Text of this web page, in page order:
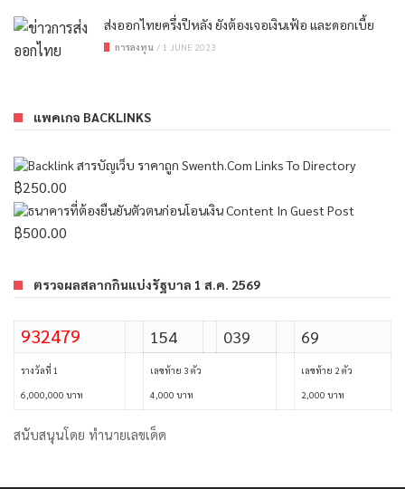
ส่งออกไทยครึ่งปีหลัง ยังต้องเจอเงินเฟ้อ และดอกเบี้ย
การลงทุน / 1 JUNE 2023
แพคเกจ BACKLINKS
Links To Directory
฿250.00
Content In Guest Post
฿500.00
ตรวจผลสลากกินแบ่งรัฐบาล 1 ส.ค. 2569
932479 154 039 69
รางวัลที่ 1
6,000,000 บาท
เลขท้าย 3 ตัว
4,000 บาท
เลขท้าย 2 ตัว
2,000 บาท
สนับสนุนโดย ทำนายเลขเด็ด